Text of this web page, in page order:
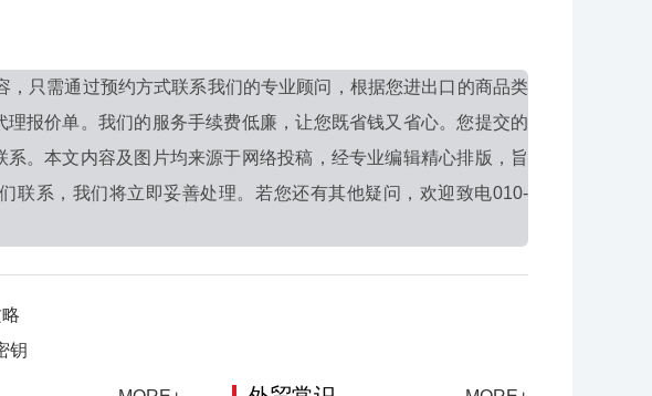
，只需通过预约方式联系我们的专业顾问，根据您进出口的商品类
报价单。我们的服务手续费低廉，让您既省钱又省心。您提交的
。本文内容及图片均来源于网络投稿，经专业编辑精心排版，旨
联系，我们将立即妥善处理。若您还有其他疑问，欢迎致电010-
钥